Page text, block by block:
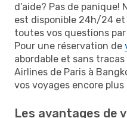
d’aide? Pas de panique!
est disponible 24h/24
toutes vos questions
Pour une réservation de
abordable et sans
Airlines de Paris à
vos voyages encore
Les avantages de